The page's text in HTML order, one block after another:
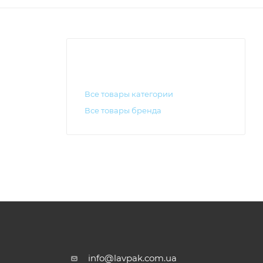
Все товары категории
Все товары бренда
info@lavpak.com.ua